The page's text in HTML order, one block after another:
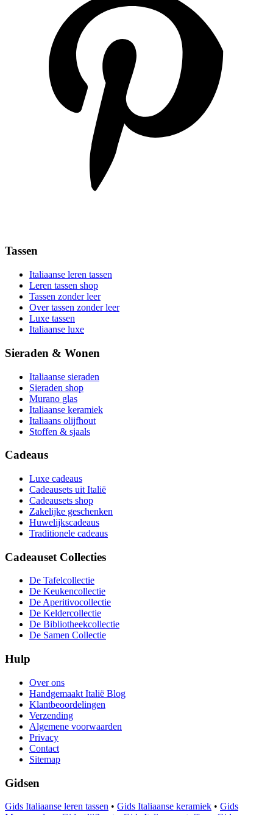
Tassen
Italiaanse leren tassen
Leren tassen shop
Tassen zonder leer
Over tassen zonder leer
Luxe tassen
Italiaanse luxe
Sieraden & Wonen
Italiaanse sieraden
Sieraden shop
Murano glas
Italiaanse keramiek
Italiaans olijfhout
Stoffen & sjaals
Cadeaus
Luxe cadeaus
Cadeausets uit Italië
Cadeausets shop
Zakelijke geschenken
Huwelijkscadeaus
Traditionele cadeaus
Cadeauset Collecties
De Tafelcollectie
De Keukencollectie
De Aperitivocollectie
De Keldercollectie
De Bibliotheekcollectie
De Samen Collectie
Hulp
Over ons
Handgemaakt Italië Blog
Klantbeoordelingen
Verzending
Algemene voorwaarden
Privacy
Contact
Sitemap
Gidsen
Gids Italiaanse leren tassen • Gids Italiaanse keramiek • Gids